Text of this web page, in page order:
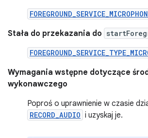
Stała do przekazania do
Wymagania wstępne dotyczące
wykonawczego
Poproś o uprawnienie w czasie
RECORD_AUDIO i uzyskaj je.